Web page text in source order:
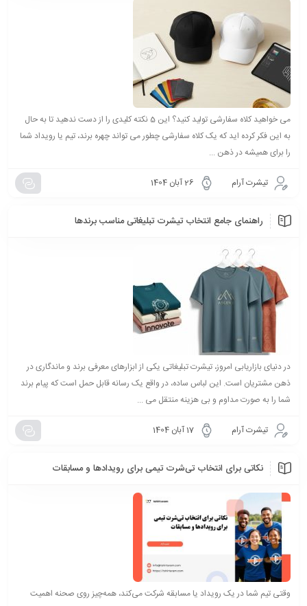
می خواهید کلاه سفارشی تولید کنید؟ این 5 نکته کلیدی را از دست ندهید تا به حال
به این فکر کرده اید که یک کلاه سفارشی چطور می تواند چهره برند، تیم یا رویداد شما
را برای همیشه در ذهن ...
تیشرت آرام 26 آبان 1404
راهنمای جامع انتخاب تیشرت تبلیغاتی مناسب برندها
در دنیای بازاریابی امروز، تیشرت تبلیغاتی یکی از ابزارهای معرفی برند و ماندگاری در
ذهن مشتریان است. این لباس ساده، در واقع یک رسانه قابل حمل است که پیام برند
شما را به صورت مداوم و بی هزینه منتقل می ...
تیشرت آرام 17 آبان 1404
نکاتی برای انتخاب تی‌شرت تیمی برای رویدادها و مسابقات
وقتی تیم شما در یک رویداد یا مسابقه شرکت می‌کند، همه‌چیز روی صحنه اهمیت